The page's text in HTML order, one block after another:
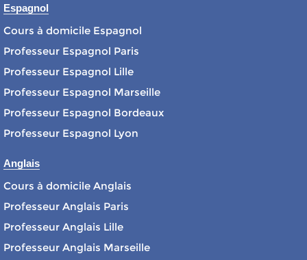
Espagnol
Cours à domicile Espagnol
Professeur Espagnol Paris
Professeur Espagnol Lille
Professeur Espagnol Marseille
Professeur Espagnol Bordeaux
Professeur Espagnol Lyon
Anglais
Cours à domicile Anglais
Professeur Anglais Paris
Professeur Anglais Lille
Professeur Anglais Marseille